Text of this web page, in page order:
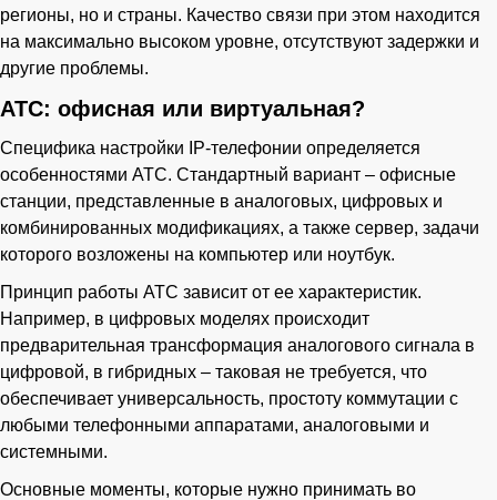
регионы, но и страны. Качество связи при этом находится
на максимально высоком уровне, отсутствуют задержки и
другие проблемы.
АТС: офисная или виртуальная?
Специфика настройки IP-телефонии определяется
особенностями АТС. Стандартный вариант – офисные
станции, представленные в аналоговых, цифровых и
комбинированных модификациях, а также сервер, задачи
которого возложены на компьютер или ноутбук.
Принцип работы АТС зависит от ее характеристик.
Например, в цифровых моделях происходит
предварительная трансформация аналогового сигнала в
цифровой, в гибридных – таковая не требуется, что
обеспечивает универсальность, простоту коммутации с
любыми телефонными аппаратами, аналоговыми и
системными.
Основные моменты, которые нужно принимать во